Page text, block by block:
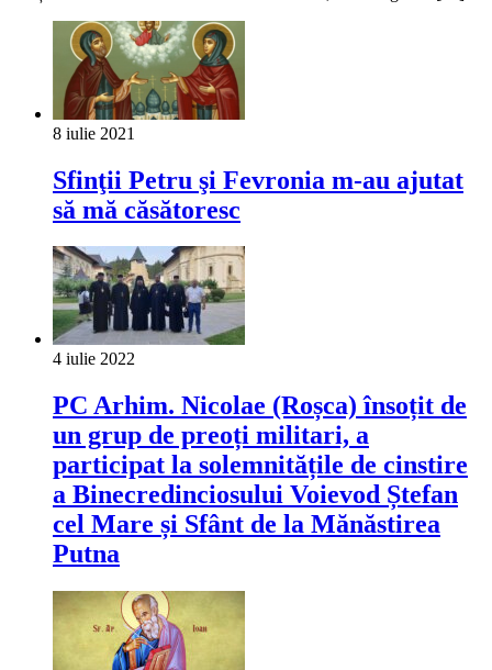
8 iulie 2021
Sfinţii Petru şi Fevronia m-au ajutat
să mă căsătoresc
4 iulie 2022
PC Arhim. Nicolae (Roșca) însoțit de
un grup de preoți militari, a
participat la solemnitățile de cinstire
a Binecredinciosului Voievod Ștefan
cel Mare și Sfânt de la Mănăstirea
Putna